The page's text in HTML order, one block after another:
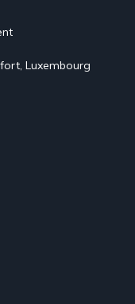
Luxembourg